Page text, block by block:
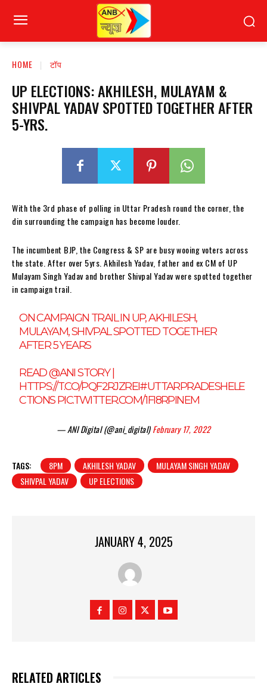
HOME टॉप
UP ELECTIONS: AKHILESH, MULAYAM &
SHIVPAL YADAV SPOTTED TOGETHER AFTER
5-YRS.
With the 3rd phase of polling in Uttar Pradesh round the corner, the
din surrounding the campaign has become louder.
The incumbent BJP, the Congress & SP are busy wooing voters across
the state. After over 5yrs. Akhilesh Yadav, father and ex CM of UP
Mulayam Singh Yadav and brother Shivpal Yadav were spotted together
in campaign trail.
ON CAMPAIGN TRAIL IN UP, AKHILESH,
MULAYAM, SHIVPAL SPOTTED TOGETHER
AFTER 5 YEARS
READ@ANISTORY |
HTTPS://T.CO/PQF2RJZREI#UTTARPRADESHELE
CTIONSPIC.TWITTER.COM/1FI8RPINEM
— ANI Digital (@ani_digital)February 17, 2022
TAGS: 8PM AKHILESH YADAV
MULAYAM SINGH YADAV
SHIVPAL YADAV
UP ELECTIONS
JANUARY 4, 2025
RELATED ARTICLES